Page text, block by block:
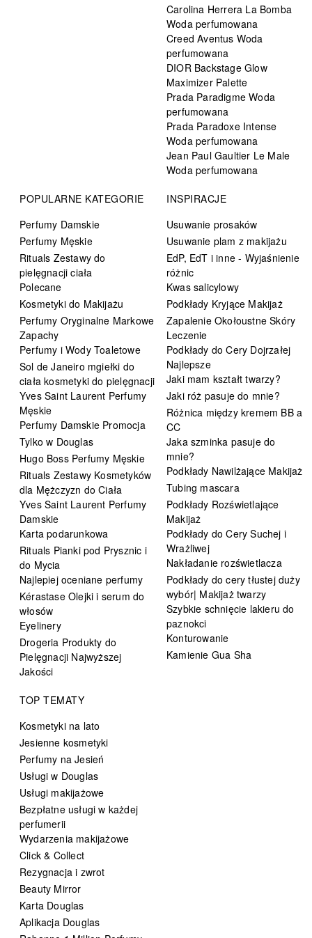
Carolina Herrera La Bomba
Woda perfumowana
Creed Aventus Woda
perfumowana
DIOR Backstage Glow
Maximizer Palette
Prada Paradigme Woda
perfumowana
Prada Paradoxe Intense
Woda perfumowana
Jean Paul Gaultier Le Male
Woda perfumowana
POPULARNE KATEGORIE
Perfumy Damskie
Perfumy Męskie
Rituals Zestawy do
pielęgnacji ciała
Polecane
Kosmetyki do Makijażu
Perfumy Oryginalne Markowe
Zapachy
Perfumy i Wody Toaletowe
Sol de Janeiro mgiełki do
ciała kosmetyki do pielęgnacji
Yves Saint Laurent Perfumy
Męskie
Perfumy Damskie Promocja
Tylko w Douglas
Hugo Boss Perfumy Męskie
Rituals Zestawy Kosmetyków
dla Mężczyzn do Ciała
Yves Saint Laurent Perfumy
Damskie
Karta podarunkowa
Rituals Pianki pod Prysznic i
do Mycia
Najlepiej oceniane perfumy
Kérastase Olejki i serum do
włosów
Eyelinery
Drogeria Produkty do
Pielęgnacji Najwyższej
Jakości
INSPIRACJE
Usuwanie prosaków
Usuwanie plam z makijażu
EdP, EdT i inne - Wyjaśnienie
różnic
Kwas salicylowy
Podkłady Kryjące Makijaż
Zapalenie Okołoustne Skóry
Leczenie
Podkłady do Cery Dojrzałej
Najlepsze
Jaki mam kształt twarzy?
Jaki róż pasuje do mnie?
Różnica między kremem BB a
CC
Jaka szminka pasuje do
mnie?
Podkłady Nawilżające Makijaż
Tubing mascara
Podkłady Rozświetlające
Makijaż
Podkłady do Cery Suchej i
Wrażliwej
Nakładanie rozświetlacza
Podkłady do cery tłustej duży
wybór| Makijaż twarzy
Szybkie schnięcie lakieru do
paznokci
Konturowanie
Kamienie Gua Sha
TOP TEMATY
Kosmetyki na lato
Jesienne kosmetyki
Perfumy na Jesień
Usługi w Douglas
Usługi makijażowe
Bezpłatne usługi w każdej
perfumerii
Wydarzenia makijażowe
Click & Collect
Rezygnacja i zwrot
Beauty Mirror
Karta Douglas
Aplikacja Douglas